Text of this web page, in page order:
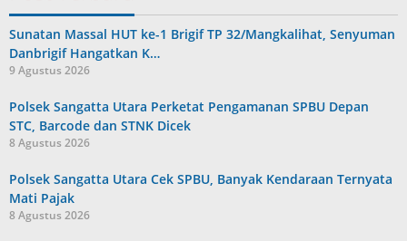
Sunatan Massal HUT ke-1 Brigif TP 32/Mangkalihat, Senyuman
Danbrigif Hangatkan K…
9 Agustus 2026
Polsek Sangatta Utara Perketat Pengamanan SPBU Depan
STC, Barcode dan STNK Dicek
8 Agustus 2026
Polsek Sangatta Utara Cek SPBU, Banyak Kendaraan Ternyata
Mati Pajak
8 Agustus 2026